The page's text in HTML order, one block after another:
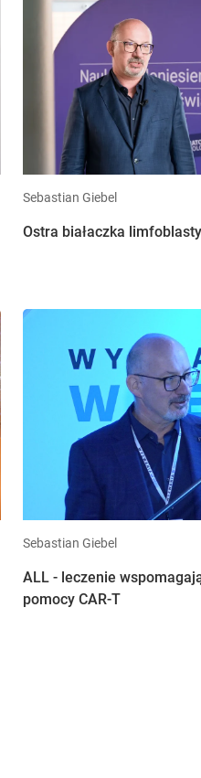
Sebastian Giebel
Ostra białaczka
Sebastian Giebel
ALL - leczenie
pomocy CAR-T